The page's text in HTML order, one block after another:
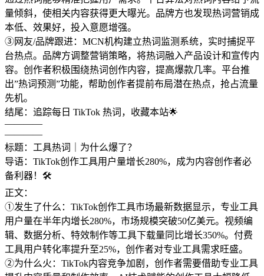
量倾斜，使相关内容获得更大曝光。品牌方也发现热词营销成
本低、效果好，投入意愿增强。
③网友/品牌跟进：MCN机构建立热词监测系统，实时捕捉平
台热点。品牌方调整营销策略，将热词融入产品设计和宣传内
容。创作者积极围绕热词创作内容，提高爆款几率。平台推
出”热词预测”功能，帮助创作者提前布局潜在热点，抢占流量
先机。
结尾：追踪每日 TikTok 热词，收藏本站🌟
————
————
标题：工具热词｜为什么爆了？
导语：TikTok创作工具用户量增长280%，成为内容创作者必
备利器！🛠️
正文：
①发生了什么：TikTok创作工具市场最新数据显示，专业工具
用户量在半年内增长280%，市场规模突破50亿美元。视频编
辑、数据分析、特效制作等工具下载量同比增长350%。付费
工具用户转化率提升至25%，创作者对专业工具需求旺盛。
②为什么火：TikTok内容竞争加剧，创作者需要借助专业工具